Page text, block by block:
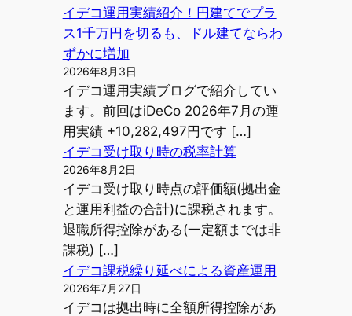
イデコ運用実績紹介！円建てでプラ
ス1千万円を切るも、ドル建てならわ
ずかに増加
2026年8月3日
イデコ運用実績ブログで紹介してい
ます。前回はiDeCo 2026年7月の運
用実績 +10,282,497円です […]
イデコ受け取り時の税率計算
2026年8月2日
イデコ受け取り時点の評価額(拠出金
と運用利益の合計)に課税されます。
退職所得控除がある(一定額までは非
課税) […]
イデコ課税繰り延べによる資産運用
2026年7月27日
イデコは拠出時に全額所得控除があ